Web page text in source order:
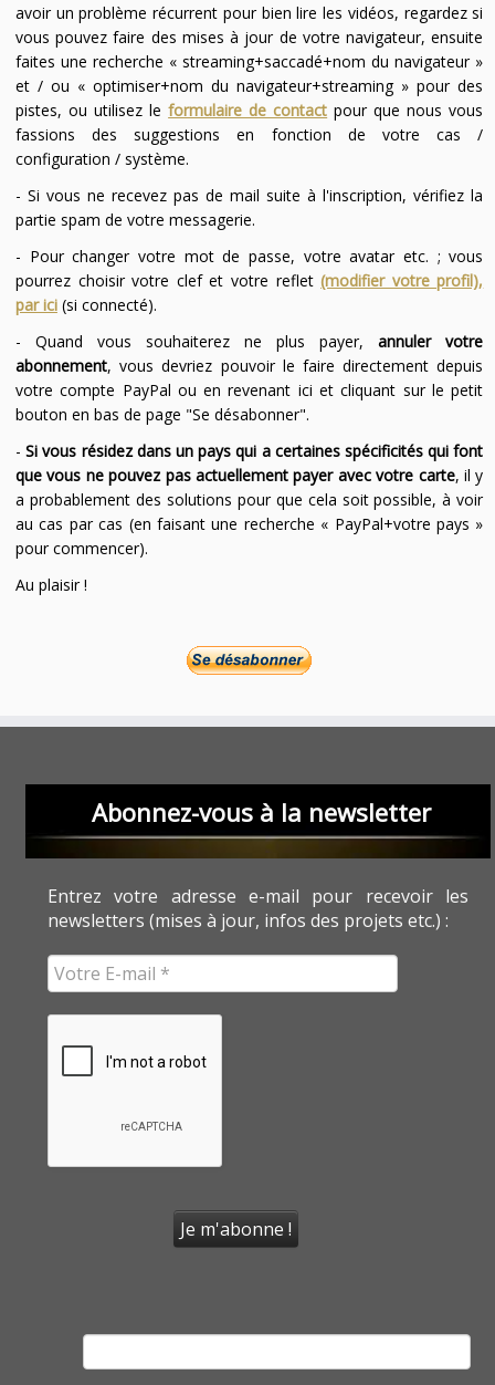
avoir un problème récurrent pour bien lire les vidéos, regardez si
vous pouvez faire des mises à jour de votre navigateur, ensuite
faites une recherche « streaming+saccadé+nom du navigateur »
et / ou « optimiser+nom du navigateur+streaming » pour des
pistes, ou utilisez leformulaire de contact pour que nous vous
fassions des suggestions en fonction de votre cas /
configuration / système.
- Si vous ne recevez pas de mail suite à l'inscription, vérifiez la
partie spam de votre messagerie.
- Pour changer votre mot de passe, votre avatar etc. ; vous
pourrez choisir votre clef et votre reflet(modifier votre profil),
par ici(si connecté).
- Quand vous souhaiterez ne plus payer,annuler votre
abonnement, vous devriez pouvoir le faire directement depuis
votre compte PayPal ou en revenant ici et cliquant sur le petit
bouton en bas de page "Se désabonner".
-Si vous résidez dans un pays qui a certaines spécificités qui font
que vous ne pouvez pas actuellement payer avec votre carte, il y
a probablement des solutions pour que cela soit possible, à voir
au cas par cas (en faisant une recherche « PayPal+votre pays »
pour commencer).
Au plaisir !
Abonnez-vous à la newsletter
Entrez votre adresse e-mail pour recevoir les
newsletters (mises à jour, infos des projets etc.) :